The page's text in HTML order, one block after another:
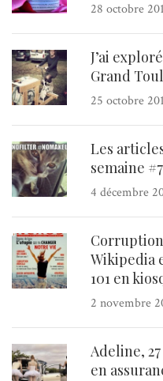
28 octobre
J’ai
Grand
25 octobre
Les
semaine #7
4 décembre
Wikipedia
101 en
2 novembre
Adeline,
en